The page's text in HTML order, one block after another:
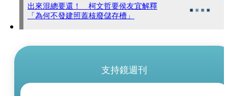
出來混總要還！ 柯文哲要侯友宜解釋
「為何不發建照蓋核廢儲存槽」
支持鏡週刊